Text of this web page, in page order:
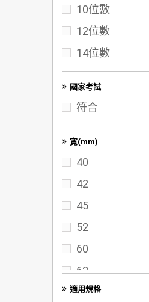
60K
72K
100K
10位數
12位數
14位數
國家考試
符合
寬(mm)
40
42
45
52
60
62
65
適用規格